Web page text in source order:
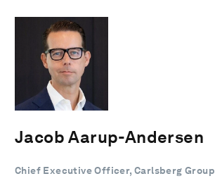
Jacob Aarup-Andersen
Chief Executive Officer, Carlsberg Group